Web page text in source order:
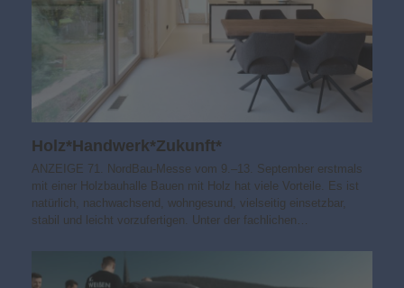
Holz*Handwerk*Zukunft*
ANZEIGE 71. NordBau-Messe vom 9.–13. September erstmals
mit einer Holzbauhalle Bauen mit Holz hat viele Vorteile. Es ist
natürlich, nachwachsend, wohngesund, vielseitig einsetzbar,
stabil und leicht vorzufertigen. Unter der fachlichen…